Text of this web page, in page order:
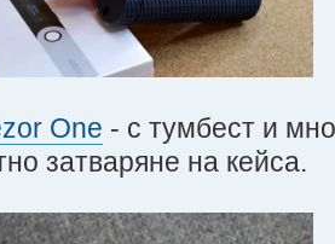
One - с тумбест и
затваряне на кейса.